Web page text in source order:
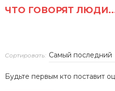
ЧТО ГОВОРЯТ
Сортировать:
Будьте первым кто поставит